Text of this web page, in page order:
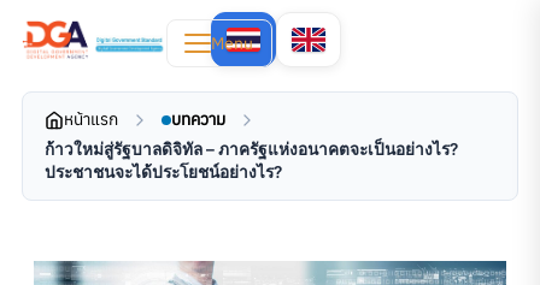
Menu
หน้าแรก บทความ
ก้าวใหม่สู่รัฐบาลดิจิทัล – ภาครัฐแห่งอนาคตจะเป็นอย่างไร?
ประชาชนจะได้ประโยชน์อย่างไร?